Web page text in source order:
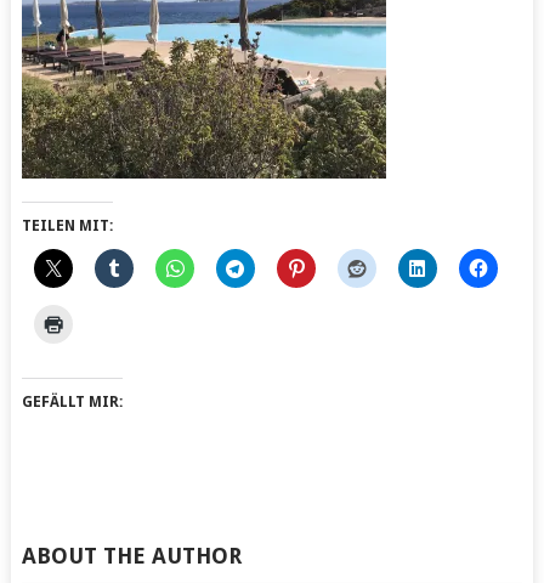
TEILEN MIT:
GEFÄLLT MIR:
ABOUT THE AUTHOR